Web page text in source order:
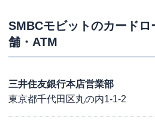
SMBCモビットのカードロ
舗・ATM
三井住友銀行本店営業部
東京都千代田区丸の内1-1-2